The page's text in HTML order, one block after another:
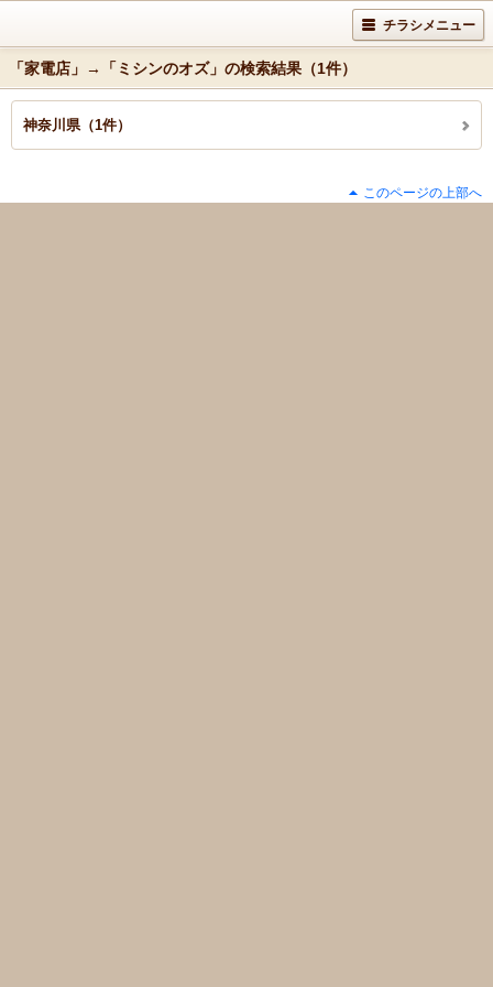
チラシメニュー
「家電店」→「ミシンのオズ」の検索結果（1件）
神奈川県（1件）
このページの上部へ